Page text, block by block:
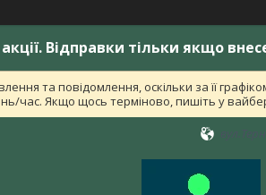
Відправки тільки якщо
та повідомлення, оскільки за її
час. Якщо щось терміново, пишіть у